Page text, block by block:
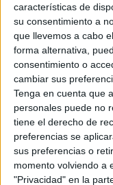
características de
su consentimiento a
que llevemos a cabo
forma alternativa,
consentimiento o
cambiar sus
Tenga en cuenta que
personales puede no
tiene el derecho de
preferencias se
sus preferencias o
momento volviendo a
"Privacidad" en la
¿En qué año
Soy estudiante de:*
Términos y
Aceptolos